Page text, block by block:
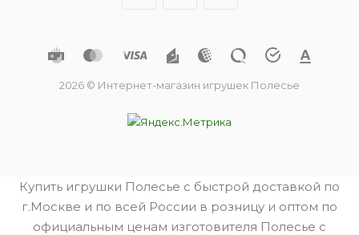
2026 © Интернет-магазин игрушек Полесье
Купить игрушки Полесье с быстрой доставкой по
г.Москве и по всей России в розницу и оптом по
официальным ценам изготовителя Полесье с